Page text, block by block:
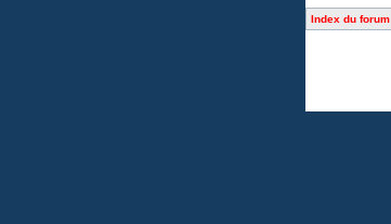
Index du forum